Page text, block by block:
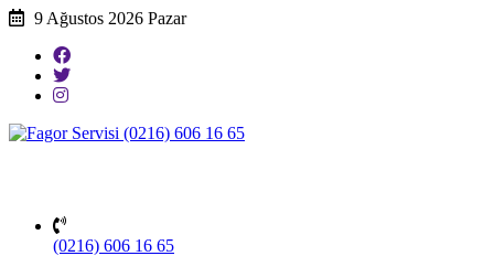
9 Ağustos 2026 Pazar
(0216) 606 16 65